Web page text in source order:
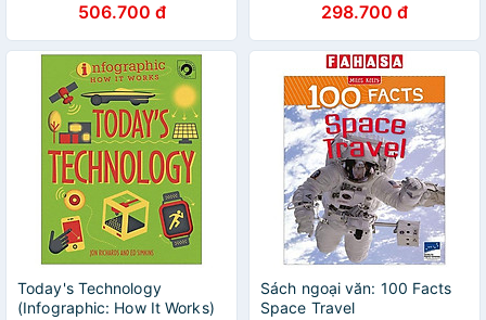
Astronomers506.700 đ 298.700 đ
Today's Technology
(Infographic: How It Works)
Sách ngoại văn: 100 Facts
Space Travel